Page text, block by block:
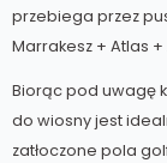
przebiega przez
Marrakesz + Atlas
Biorąc pod uwagę
do wiosny jest
zatłoczone pola